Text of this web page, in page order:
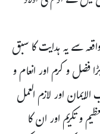
سے یہ ہدایت کا سبق
فضل و کرم اور انعام و
اور لازم العمل
و تکریم اور ان کا